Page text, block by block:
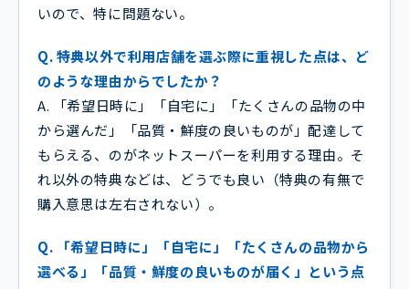
いので、特に問題ない。
Q. 特典以外で利用店舗を選ぶ際に重視した点は、ど
のような理由からでしたか？
A. 「希望日時に」「自宅に」「たくさんの品物の中
から選んだ」「品質・鮮度の良いものが」配達して
もらえる、のがネットスーパーを利用する理由。そ
れ以外の特典などは、どうでも良い（特典の有無で
購入意思は左右されない）。
Q. 「希望日時に」「自宅に」「たくさんの品物から
選べる」「品質・鮮度の良いものが届く」という点